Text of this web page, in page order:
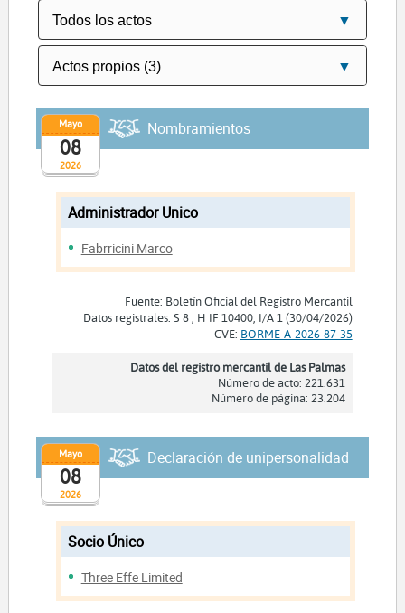
2026
Mayo
08
Nombramientos
Administrador Unico
Fabrricini Marco
Fuente: Boletín Oficial del Registro Mercantil
Datos registrales: S 8 , H IF 10400, I/A 1 (30/04/2026)
CVE: BORME-A-2026-87-35
Datos del registro mercantil de Las Palmas
Número de acto: 221.631
Número de página: 23.204
2026
Mayo
08
Declaración de unipersonalidad
Socio Único
Three Effe Limited